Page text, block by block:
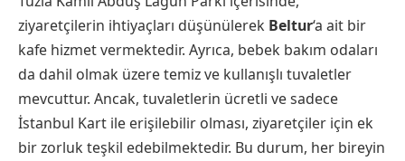
ziyaretçilerin ihtiyaçları düşünülerek Beltur‘a ait bir
kafe hizmet vermektedir. Ayrıca, bebek bakım odaları
da dahil olmak üzere temiz ve kullanışlı tuvaletler
mevcuttur. Ancak, tuvaletlerin ücretli ve sadece
İstanbul Kart ile erişilebilir olması, ziyaretçiler için ek
bir zorluk teşkil edebilmektedir. Bu durum, her bireyin